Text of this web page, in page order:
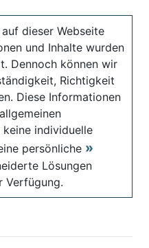
auf dieser Webseite
und Inhalte wurden
Dennoch können wir
Richtigkeit
Diese Informationen
individuelle
persönliche
Lösungen
Verfügung.